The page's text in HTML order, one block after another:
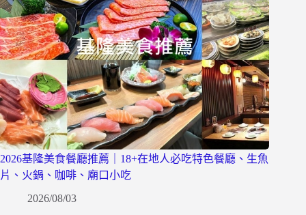
2026基隆美食餐廳推薦｜18+在地人必吃特色餐廳、生魚
片、火鍋、咖啡、廟口小吃
2026/08/03